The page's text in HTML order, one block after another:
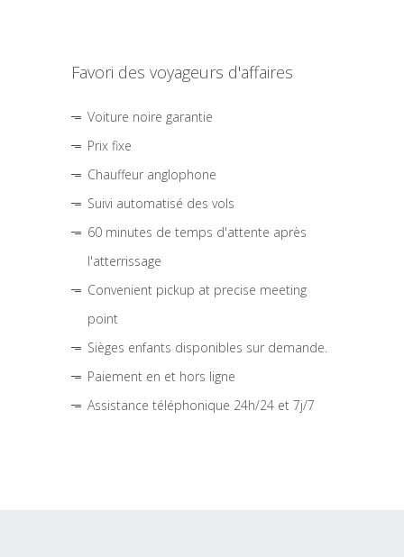
Favori des voyageurs d'affaires
Voiture noire garantie
Prix fixe
Chauffeur anglophone
Suivi automatisé des vols
60 minutes de temps d'attente après
l'atterrissage
Convenient pickup at precise meeting
point
Sièges enfants disponibles sur demande.
Paiement en et hors ligne
Assistance téléphonique 24h/24 et 7j/7